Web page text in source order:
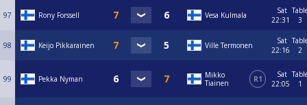
97 Rony Forssell Vesa Kulmala
Sat
22:31
3
98 Keijo Pikkarainen Ville Termonen
Sat
22:16
2
99 Pekka Nyman
Mikko
Tiainen
R1
Sat
22:05
1